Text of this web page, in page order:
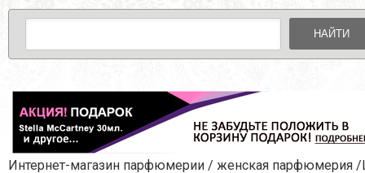
ПАРТНЕРСТВО
КОНТАКТЫ
УНИСЕКС ПАРФЮМЕРИЯ
ЖЕНСКИЕ НАБОРЫ
МУЖСКИЕ НАБОРЫ
УНИСЕКС НАБОРЫ
УХОД ЗА ЛИЦОМ
УХОД ЗА ТЕЛОМ
НАЙТИ
Интернет-магазин парфюмерии / женская парфюмерия /